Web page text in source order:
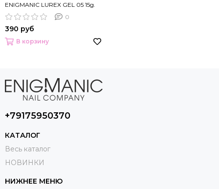
ENIGMANIC LUREX GEL 05 15g.
0
390 руб
В корзину
+79175950370
КАТАЛОГ
Весь каталог
НОВИНКИ
НИЖНЕЕ МЕНЮ